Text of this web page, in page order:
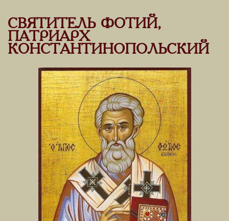
СВЯТИТЕЛЬ ФОТИЙ,
ПАТРИАРХ
КОНСТАНТИНОПОЛЬСКИЙ